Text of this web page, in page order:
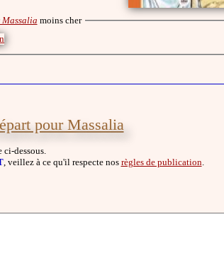
moins cher
pour Massalia
dessous.
, veillez à ce qu'il respecte nos règles de publication